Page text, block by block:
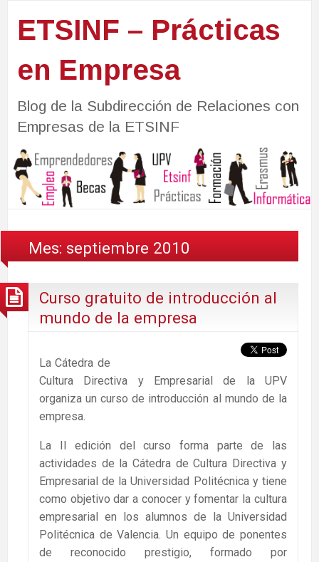
ETSINF – Prácticas
en Empresa
Blog de la Subdirección de Relaciones con
Empresas de la ETSINF
Mes: septiembre 2010
Curso gratuito de introducción al
mundo de la empresa
La Cátedra de
Cultura Directiva y Empresarial de la UPV
organiza un curso de introducción al mundo de la
empresa.
La II edición del curso forma parte de las
actividades de la Cátedra de Cultura Directiva y
Empresarial de la Universidad Politécnica y tiene
como objetivo dar a conocer y fomentar la cultura
empresarial en los alumnos de la Universidad
Politécnica de Valencia. Un equipo de ponentes
de reconocido prestigio, formado por